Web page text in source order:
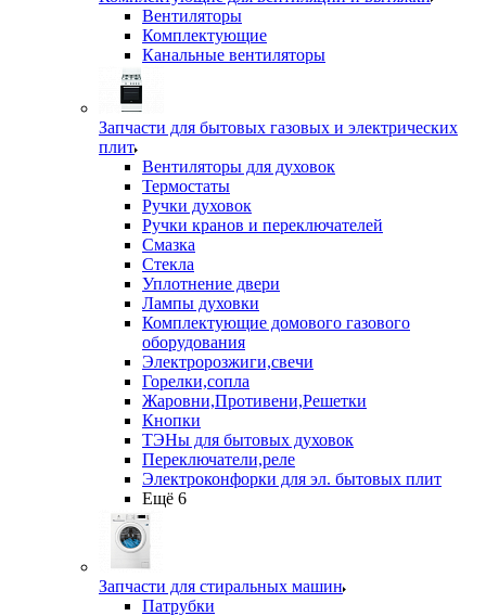
Вентиляторы
Комплектующие
Канальные вентиляторы
Запчасти для бытовых газовых и электрических
плит
Вентиляторы для духовок
Термостаты
Ручки духовок
Ручки кранов и переключателей
Смазка
Стекла
Уплотнение двери
Лампы духовки
Комплектующие домового газового
оборудования
Электророзжиги,свечи
Горелки,сопла
Жаровни,Противени,Решетки
Кнопки
ТЭНы для бытовых духовок
Переключатели,реле
Электроконфорки для эл. бытовых плит
Ещё 6
Запчасти для стиральных машин
Патрубки